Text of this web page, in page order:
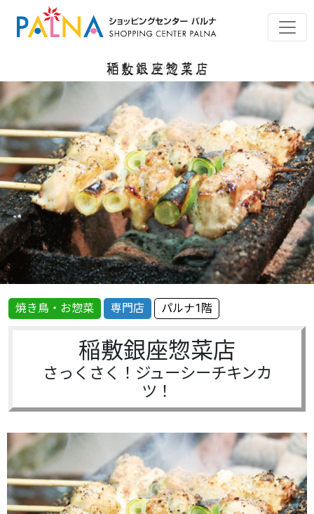
焼き鳥・お惣菜 専門店 パルナ1階
稲敷銀座惣菜店
さっくさく！ジューシーチキンカ
ツ！